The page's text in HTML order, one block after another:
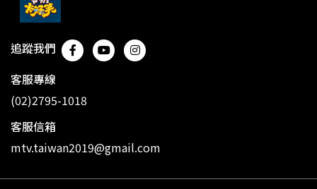
追蹤我們
客服專線
(02)2795-1018
客服信箱
mtv.taiwan2019@gmail.com